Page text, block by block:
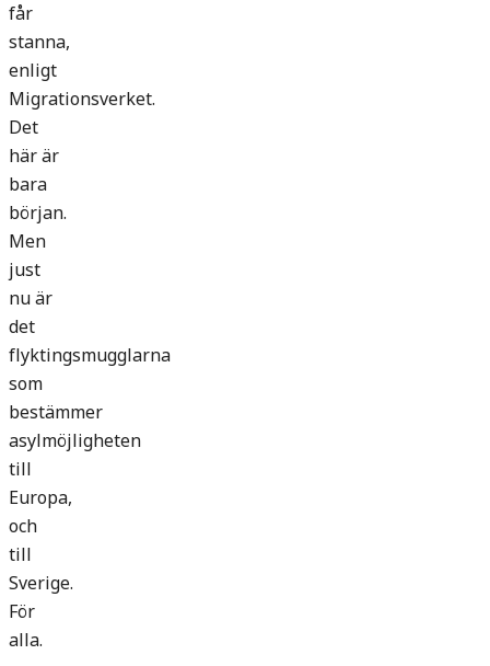
får
stanna,
enligt
Migrationsverket.
Det
här är
bara
början.
Men
just
nu är
det
flyktingsmugglarna
som
bestämmer
asylmöjligheten
till
Europa,
och
till
Sverige.
För
alla.